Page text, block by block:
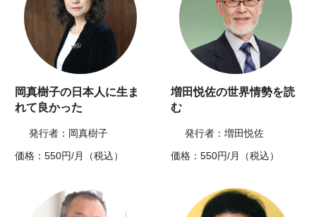
岡真樹子の日本人に生ま
れて良かった
発行者：岡真樹子
価格：550円/月（税込）
増田悦佐の世界情勢を読
む
発行者：増田悦佐
価格：550円/月（税込）